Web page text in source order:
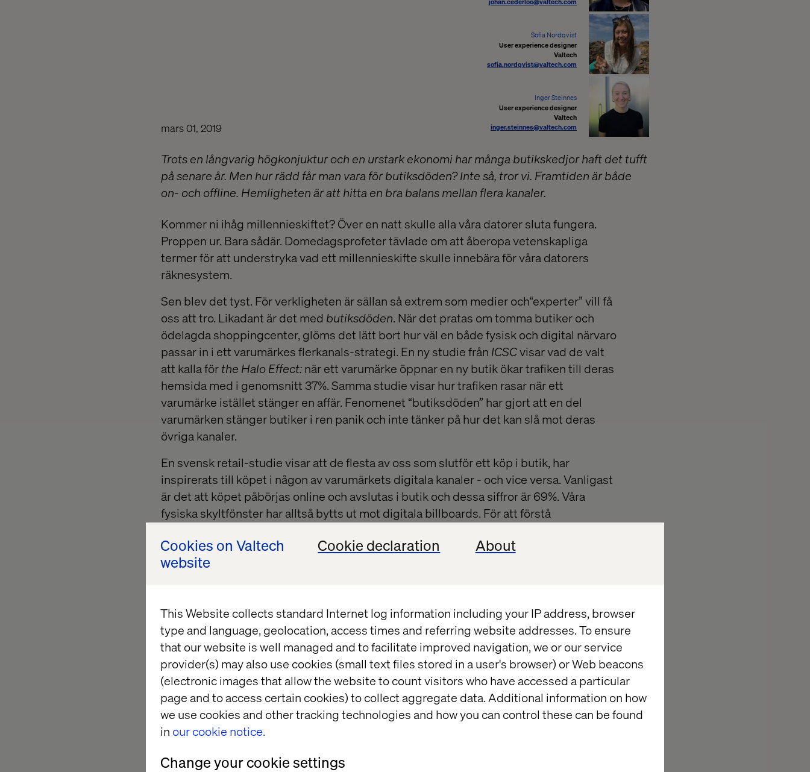
Cookies on Valtech
website
Cookie declaration About
This Website collects standard Internet log information including your IP address, browser
type and language, geolocation, access times and referring website addresses. To ensure
that our website is well managed and to facilitate improved navigation, we or our service
provider(s) may also use cookies (small text files stored in a user's browser) or Web beacons
(electronic images that allow the website to count visitors who have accessed a particular
page and to access certain cookies) to collect aggregate data. Additional information on how
we use cookies and other tracking technologies and how you can control these can be found
in our cookie notice.
Change your cookie settings
Sofia Nordqvist
User experience designer
Valtech
sofia.nordqvist@valtech.com
Inger Steinnes
User experience designer
Valtech
inger.steinnes@valtech.com
mars 01, 2019
Trots en långvarig högkonjuktur och en urstark ekonomi har många butikskedjor haft det tufft
på senare år. Men hur rädd får man vara för butiksdöden? Inte så, tror vi. Framtiden är både
on- och offline. Hemligheten är att hitta en bra balans mellan flera kanaler.
Kommer ni ihåg millennieskiftet? Över en natt skulle alla våra datorer sluta fungera.
Proppen ur. Bara sådär. Domedagsprofeter tävlade om att åberopa vetenskapliga
termer för att understryka vad ett millennieskifte skulle innebära för våra datorers
räknesystem.
Sen blev det tyst. För verkligheten är sällan så extrem som medier och“experter” vill få
oss att tro. Likadant är det med butiksdöden. När det pratas om tomma butiker och
ödelagda shoppingcenter, glöms det lätt bort hur väl en både fysisk och digital närvaro
passar in i ett varumärkes flerkanals-strategi. En ny studie från ICSCvisar vad de valt
att kalla förthe Halo Effect:när ett varumärke öppnar en ny butik ökar trafiken till deras
hemsida med i genomsnitt 37%. Samma studie visar hur trafiken rasar när ett
varumärke istället stänger en affär. Fenomenet “butiksdöden” har gjort att en del
varumärken stänger butiker i ren panik och inte tänker på hur det kan slå mot deras
övriga kanaler.
En svensk retail-studie visar att de flesta av oss som slutför ett köp i butik, har
inspirerats till köpet i någon av varumärkets digitala kanaler - och vice versa. Vanligast
är det att köpet påbörjas online och avslutas i butik och dessa siffror är 69%. Våra
fysiska skyltfönster har alltså bytts ut mot digitala billboards. För att förstå
varumärkes fysiska- och digitala närvaro går hand i hand och för en ökad
konverteringsgrad och få en optimal upplevelse - krävs båda två.